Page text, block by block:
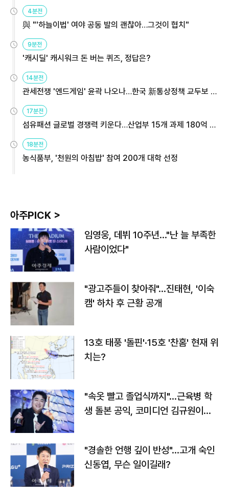
4분전
與 "'하늘이법' 여야 공동 발의 괜찮아…그것이 협치"
9분전
'캐시딜' 캐시워크 돈 버는 퀴즈, 정답은?
14분전
관세전쟁 '엔드게임' 윤곽 나오나…한국 新통상정책 교두보 활
용해야
17분전
섬유패션 글로벌 경쟁력 키운다…산업부 15개 과제 180억 지
원
18분전
농식품부, '천원의 아침밥' 참여 200개 대학 선정
아주PICK >
임영웅, 데뷔 10주년…"난 늘 부족한
사람이었다"
"광고주들이 찾아줘"…진태현, '이숙
캠' 하차 후 근황 공개
13호 태풍 '돌핀'·15호 '찬홈' 현재 위
치는?
"속옷 빨고 졸업식까지"…근육병 학
생 돌본 공익, 코미디언 김규원이었
"경솔한 언행 깊이 반성"…고개 숙인
신동엽, 무슨 일이길래?